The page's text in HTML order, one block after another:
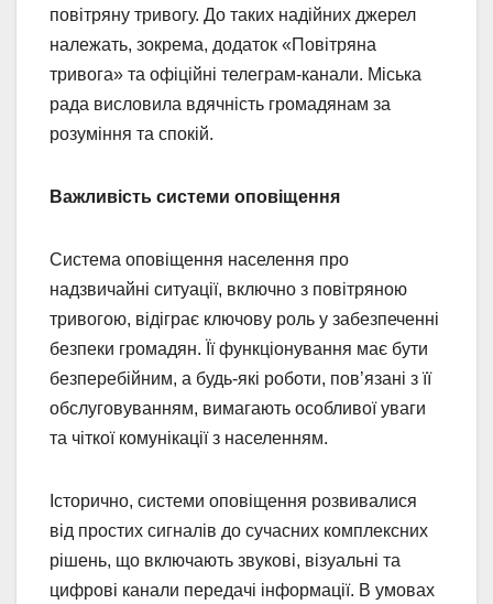
повітряну тривогу. До таких надійних джерел
належать, зокрема, додаток «Повітряна
тривога» та офіційні телеграм-канали. Міська
рада висловила вдячність громадянам за
розуміння та спокій.
Важливість системи оповіщення
Система оповіщення населення про
надзвичайні ситуації, включно з повітряною
тривогою, відіграє ключову роль у забезпеченні
безпеки громадян. Її функціонування має бути
безперебійним, а будь-які роботи, пов’язані з її
обслуговуванням, вимагають особливої уваги
та чіткої комунікації з населенням.
Історично, системи оповіщення розвивалися
від простих сигналів до сучасних комплексних
рішень, що включають звукові, візуальні та
цифрові канали передачі інформації. В умовах